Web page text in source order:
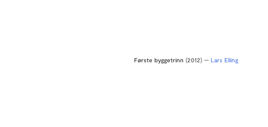
Første byggetrinn (2012) — Lars Elling